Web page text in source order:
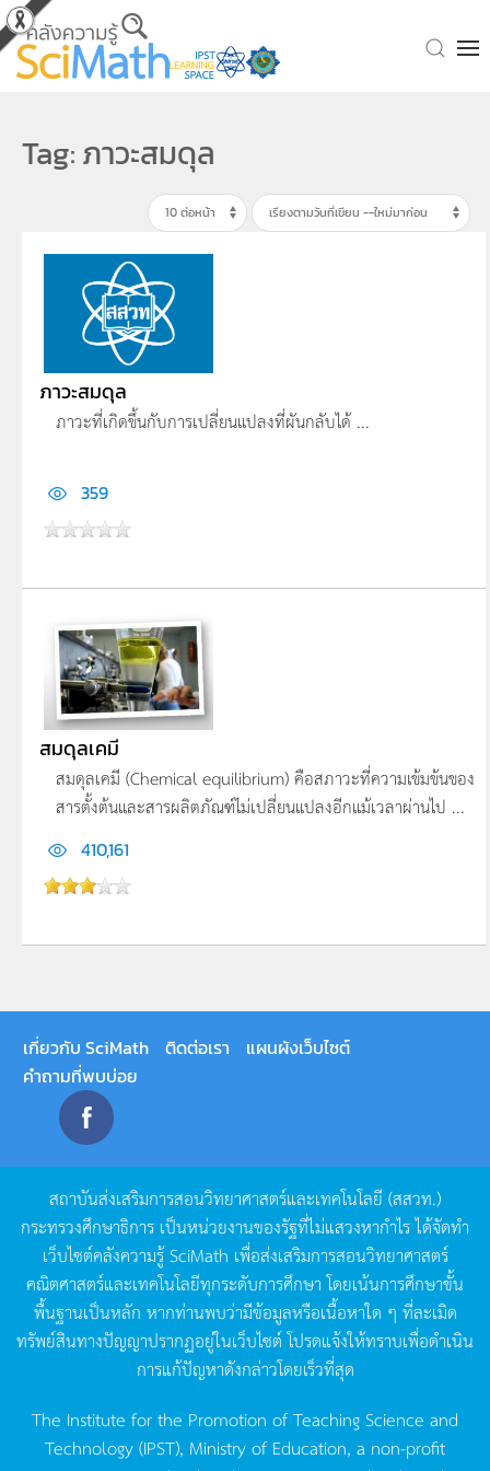
Skip to main content
Tag: ภาวะสมดุล
ภาวะสมดุล
ภาวะที่เกิดขึ้นกับการเปลี่ยนแปลงที่ผันกลับได้ ...
359
สมดุลเคมี
สมดุลเคมี (Chemical equilibrium) คือสภาวะที่ความเข้มข้นของ
สารตั้งต้นและสารผลิตภัณฑ์ไม่เปลี่ยนแปลงอีกแม้เวลาผ่านไป ...
410,161
เกี่ยวกับ SciMath ติดต่อเรา
แผนผังเว็บไซต์
คำถามที่พบบ่อย
สถาบันส่งเสริมการสอนวิทยาศาสตร์และเทคโนโลยี (สสวท.)
กระทรวงศึกษาธิการ เป็นหน่วยงานของรัฐที่ไม่แสวงหากำไรได้จัดทำ
เว็บไซต์คลังความรู้SciMath เพื่อส่งเสริมการสอนวิทยาศาสตร์
คณิตศาสตร์และเทคโนโลยีทุกระดับการศึกษา โดยเน้นการศึกษาขั้น
พื้นฐานเป็นหลัก หากท่านพบว่ามีข้อมูลหรือเนื้อหาใด ๆ ที่ละเมิด
ทรัพย์สินทางปัญญาปรากฏอยู่ในเว็บไซต์โปรดแจ้งให้ทราบเพื่อดำเนิน
การแก้ปัญหาดังกล่าวโดยเร็วที่สุด
The Institute for the Promotion of Teaching Science and
Technology (IPST), Ministry of Education, a non-profit